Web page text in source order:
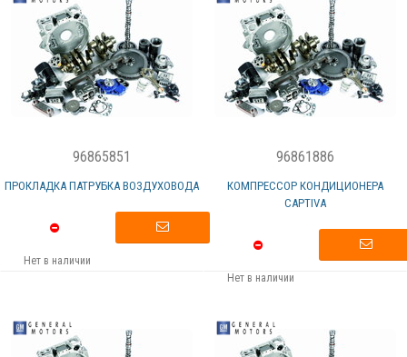
96865851
ПРОКЛАДКА ПАТРУБКА ВОЗДУХОВОДА
Нет в наличии
96861886
КОМПРЕССОР КОНДИЦИОНЕРА
CAPTIVA
Нет в наличии